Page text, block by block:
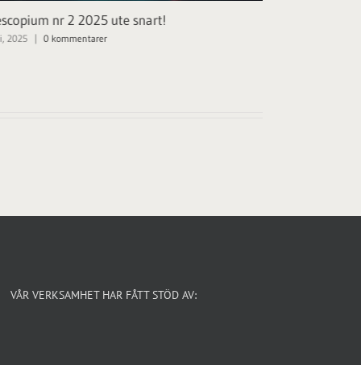
nr 2 2025 ute snart!
2025 | 0 kommentarer
VÅR VERKSAMHET HAR FÅTT STÖD AV: